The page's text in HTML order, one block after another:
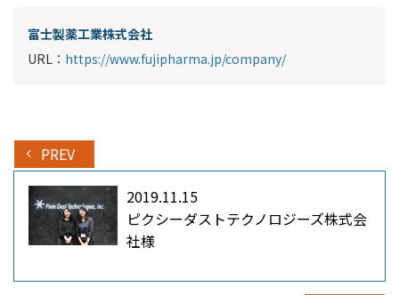
富士製薬工業株式会社
URL： https://www.fujipharma.jp/company/
2019.11.15
ピクシーダストテクノロジーズ株式会
社様
PREV